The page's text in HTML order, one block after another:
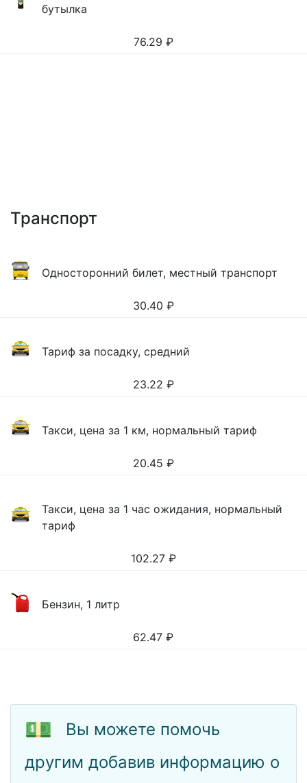
бутылка
76.29 ₽
Транспорт
Односторонний билет, местный транспорт
30.40 ₽
Тариф за посадку, средний
23.22 ₽
Такси, цена за 1 км, нормальный тариф
20.45 ₽
Такси, цена за 1 час ожидания, нормальный
тариф
102.27 ₽
Бензин, 1 литр
62.47 ₽
💵
Вы можете помочь
другим добавив информацию о